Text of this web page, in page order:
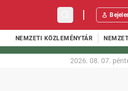
NEMZETI KÖZLEMÉNYTÁR
2026. 08. 07.